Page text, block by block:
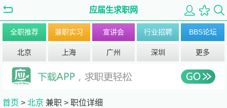
应届生求职网
全职推荐 兼职实习 宣讲会 行业招聘 BBS论坛
北京 上海 广州 深圳 更多
首页 > 北京 兼职 > 职位详细